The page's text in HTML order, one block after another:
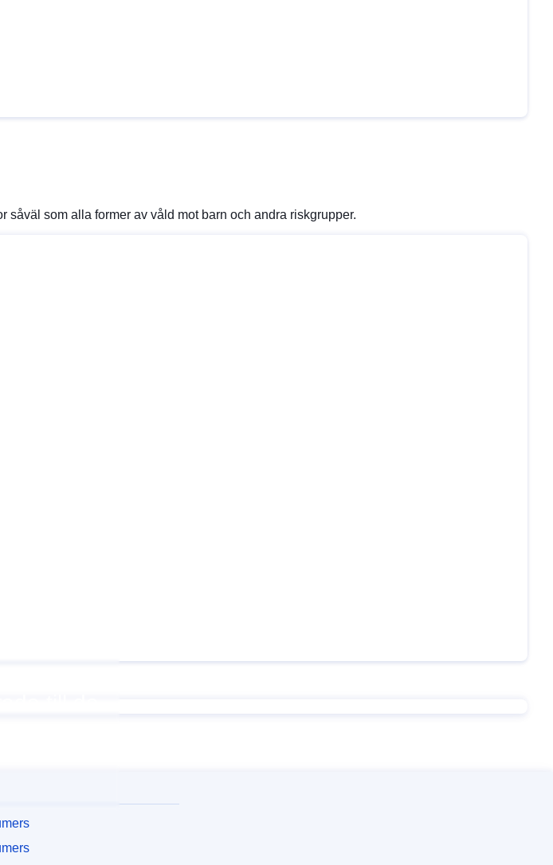
såväl som alla former av våld mot barn och andra riskgrupper.
till de